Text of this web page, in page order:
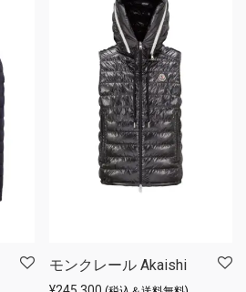
モンクレール Akaishi